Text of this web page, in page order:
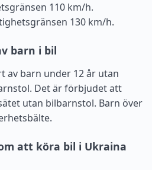
110 km/h.
130 km/h.
barn i bil
av barn under 12 år utan
Det är förbjudet att
utan bilbarnstol. Barn över
att köra bil i Ukraina